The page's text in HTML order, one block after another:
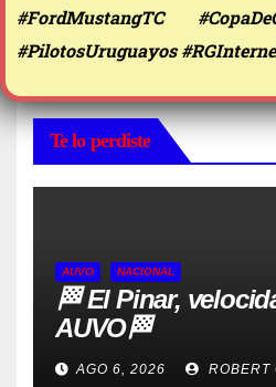
#FordMustangTC
#PilotosUruguayos
Te lo perdiste
AUVO NACIONAL
🏁 El Pinar,
AUVO🏁
AGO 6, 2026 ROBERT